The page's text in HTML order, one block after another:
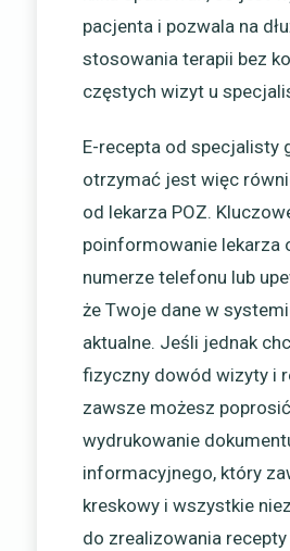
pacjenta i pozwala na
stosowania terapii bez
częstych wizyt u
E-recepta od specjalisty
otrzymać jest więc
od lekarza POZ.
poinformowanie lekarza
numerze telefonu lub
że Twoje dane w
aktualne. Jeśli jednak
fizyczny dowód wizyty i
zawsze możesz
wydrukowanie
informacyjnego, który
kreskowy i wszystkie
do zrealizowania recepty